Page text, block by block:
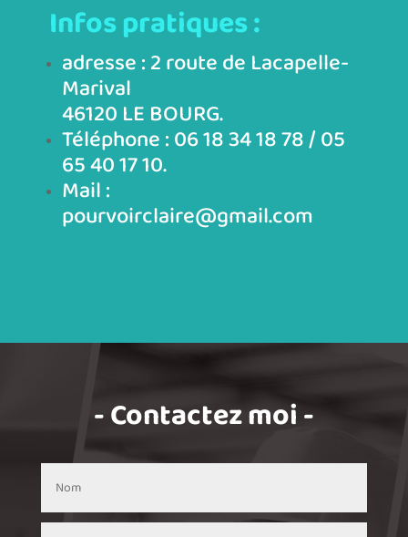
Infos pratiques :
adresse :2 route de Lacapelle-
Marival
46120 LE BOURG.
Téléphone : 06 18 34 18 78 /05
65 40 17 10.
Mail :
pourvoirclaire@gmail.com
- Contactez moi -